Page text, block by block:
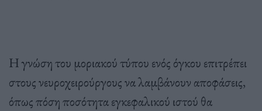
Η γνώση του μοριακού τύπου ενός όγκου επιτρέπει
στους νευροχειρούργους να λαμβάνουν αποφάσεις,
όπως πόση ποσότητα εγκεφαλικού ιστού θα